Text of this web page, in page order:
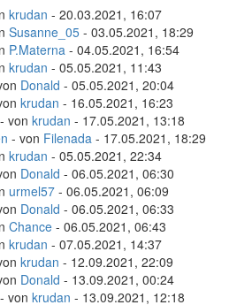
krudan - 20.03.2021, 16:07
Susanne_05 - 03.05.2021, 18:29
P.Materna - 04.05.2021, 16:54
krudan - 05.05.2021, 11:43
Donald - 05.05.2021, 20:04
krudan - 16.05.2021, 16:23
- von krudan - 17.05.2021, 13:18
- von Filenada - 17.05.2021, 18:29
krudan - 05.05.2021, 22:34
Donald - 06.05.2021, 06:30
urmel57 - 06.05.2021, 06:09
Donald - 06.05.2021, 06:33
Chance - 06.05.2021, 06:43
krudan - 07.05.2021, 14:37
krudan - 12.09.2021, 22:09
Donald - 13.09.2021, 00:24
- von krudan - 13.09.2021, 12:18